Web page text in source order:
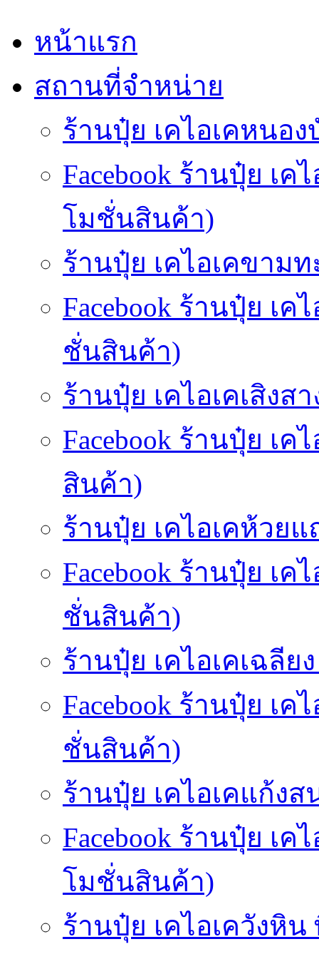
หน้าแรก
สถานที่จำหน่าย
ร้านปุ๋ย เคไอเคหนอ
Facebook ร้านปุ๋ย เ
โมชั่นสินค้า)
ร้านปุ๋ย เคไอเคขาม
Facebook ร้านปุ๋ย เ
ชั่นสินค้า)
ร้านปุ๋ย เคไอเคเสิงส
Facebook ร้านปุ๋ย เ
สินค้า)
ร้านปุ๋ย เคไอเคห้วย
Facebook ร้านปุ๋ย เ
ชั่นสินค้า)
ร้านปุ๋ย เคไอเคเฉลี
Facebook ร้านปุ๋ย เ
ชั่นสินค้า)
ร้านปุ๋ย เคไอเคแก้ง
Facebook ร้านปุ๋ย เ
โมชั่นสินค้า)
ร้านปุ๋ย เคไอเควังหิ